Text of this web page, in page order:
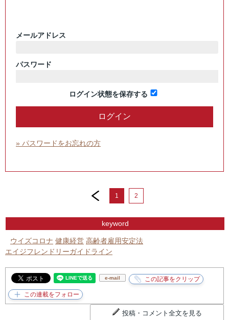
メールアドレス
パスワード
ログイン状態を保存する
» パスワードをお忘れの方
prev
1 2
keyword
ウイズコロナ 健康経営 高齢者雇用安定法
エイジフレンドリーガイドライン
e-mail
投稿・コメント全文を見る